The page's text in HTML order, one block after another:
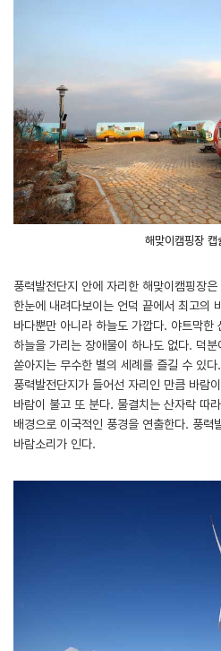
해맞이캠핑장 캡
풍력발전단지 안에 자리한 해맞이캠핑장
한눈에 내려다보이는 언덕 끝에서 최고의
바다뿐만 아니라 하늘도 가깝다. 야트막한
하늘을 가리는 장애물이 하나도 없다. 덕
쏟아지는 무수한 별의 세례를 즐길 수 있
풍력발전단지가 들어선 자리인 만큼 바람
바람이 불고 또 분다. 물결치는 산자락 따
배경으로 이국적인 풍경을 연출한다. 풍력
바람소리가 인다.